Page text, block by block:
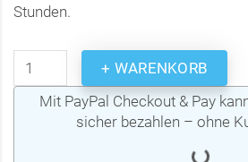
Stunden.
+ WARENKORB
Mit PayPal Checkout & Pay
sicher bezahlen – ohne